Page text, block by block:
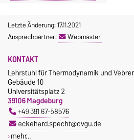
Letzte Änderung: 17.11.2021
Ansprechpartner:
Webmaster
KONTAKT
Lehrstuhl für Thermodynamik und
Gebäude 10
Universitätsplatz 2
39106 Magdeburg
+49 391 67-58576
eckehard.specht@ovgu.de
mehr…